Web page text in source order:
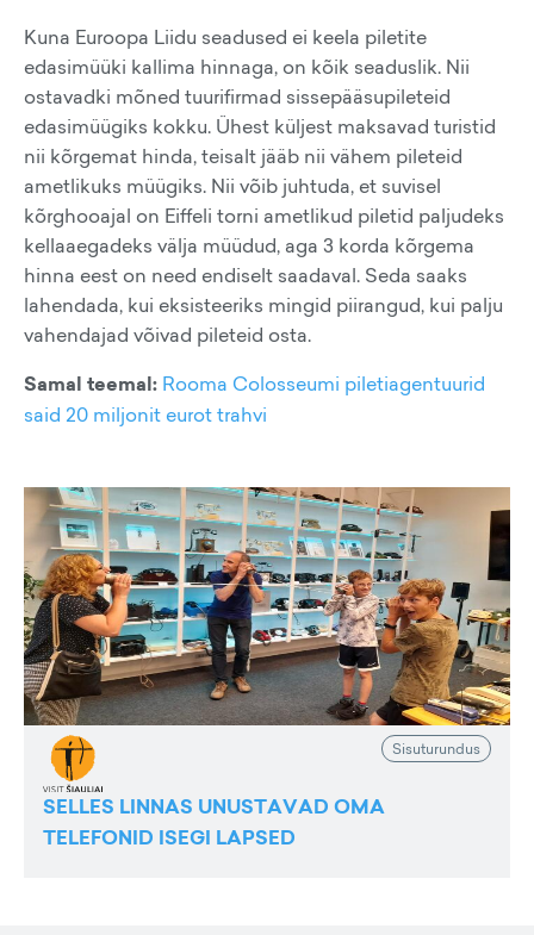
Kuna Euroopa Liidu seadused ei keela piletite
edasimüüki kallima hinnaga, on kõik seaduslik. Nii
ostavadki mõned tuurifirmad sissepääsupileteid
edasimüügiks kokku. Ühest küljest maksavad turistid
nii kõrgemat hinda, teisalt jääb nii vähem pileteid
ametlikuks müügiks. Nii võib juhtuda, et suvisel
kõrghooajal on Eiffeli torni ametlikud piletid paljudeks
kellaaegadeks välja müüdud, aga 3 korda kõrgema
hinna eest on need endiselt saadaval. Seda saaks
lahendada, kui eksisteeriks mingid piirangud, kui palju
vahendajad võivad pileteid osta.
Samal teemal: Rooma Colosseumi piletiagentuurid
said 20 miljonit eurot trahvi
Sisuturundus
SELLES LINNAS UNUSTAVAD OMA
TELEFONID ISEGI LAPSED